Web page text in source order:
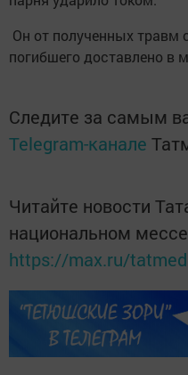
Он от полученных травм
погибшего доставлено в
Следите за самым
Telegram-канале
Читайте новости
национальном
https://max.ru/